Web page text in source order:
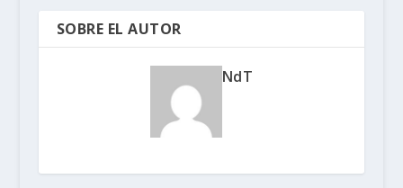
SOBRE EL AUTOR
NdT